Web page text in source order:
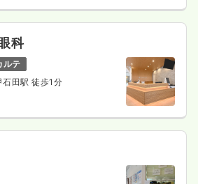
科
ルテ
石田駅 徒歩1分